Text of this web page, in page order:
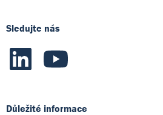
Sledujte nás
Důležité informace